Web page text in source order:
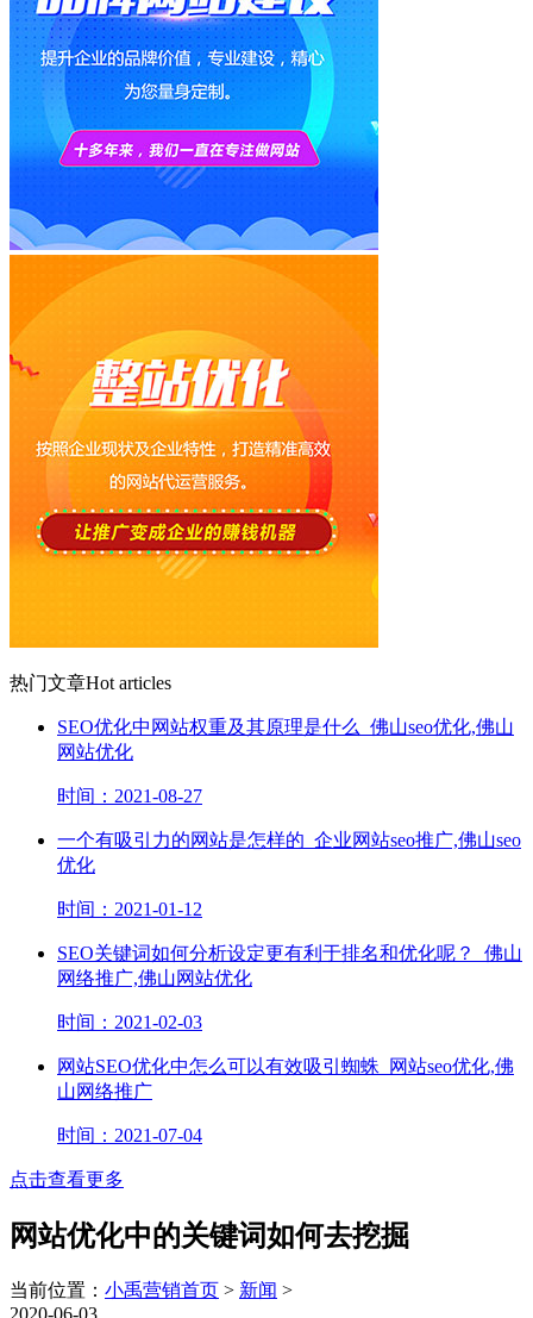
热门文章Hot articles
SEO优化中网站权重及其原理是什么_佛山seo优化,佛山
网站优化
时间：2021-08-27
一个有吸引力的网站是怎样的_企业网站seo推广,佛山seo
优化
时间：2021-01-12
SEO关键词如何分析设定更有利于排名和优化呢？_佛山
网络推广,佛山网站优化
时间：2021-02-03
网站SEO优化中怎么可以有效吸引蜘蛛_网站seo优化,佛
山网络推广
时间：2021-07-04
点击查看更多
网站优化中的关键词如何去挖掘
当前位置： 小禹营销首页 > 新闻 >
2020-06-03